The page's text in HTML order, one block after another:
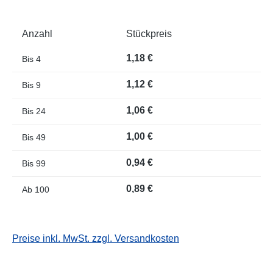
Anzahl Stückpreis
Bis 4 1,18 €
Bis 9 1,12 €
Bis 24 1,06 €
Bis 49 1,00 €
Bis 99 0,94 €
Ab 100 0,89 €
Preise inkl. MwSt. zzgl. Versandkosten